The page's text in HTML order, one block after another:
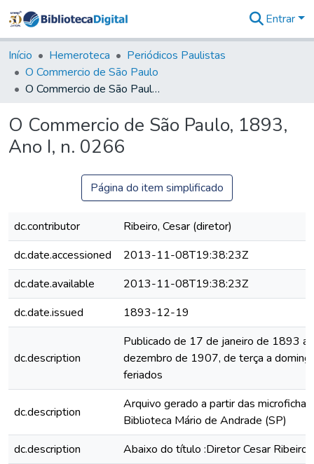
&
Coleções
Tudo na
Biblioteca
Estatísticas
Entrar
Início Hemeroteca
Periódicos Paulistas
O Commercio de São Paulo
O Commercio de São Paulo, 1893, Ano I, n. 0266
O Commercio de São Paulo, 1893,
Ano I, n. 0266
Página do item simplificado
dc.contributor
Ribeiro, Cesar (diretor)
dc.date.accessioned
2013-11-08T19:38:23Z
dc.date.available
2013-11-08T19:38:23Z
dc.date.issued
1893-12-19
dc.description
Publicado de 17 de janeiro de 1893 a
dezembro de 1907, de terça a
feriados
dc.description
Arquivo gerado a partir das
Biblioteca Mário de Andrade (SP)
dc.description
Abaixo do título :Diretor Cesar Ribeiro